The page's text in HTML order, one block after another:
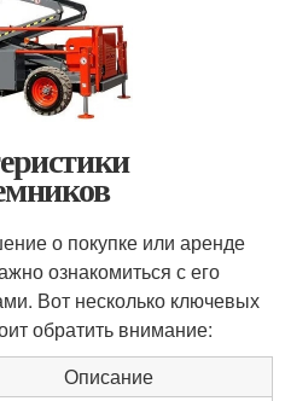
о покупке или аренде
ознакомиться с его
Вот несколько ключевых
обратить внимание:
Описание